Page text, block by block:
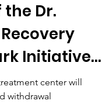
Dr.
Initiative
center will
withdrawal